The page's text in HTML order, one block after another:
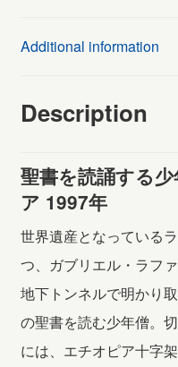
僧
Additional information
Description
聖書を読誦する
ア 1997年
世界遺産となっている
つ、ガブリエル・ラファ
地下トンネルで明かり
の聖書を読む少年僧。
には、エチオピア十字